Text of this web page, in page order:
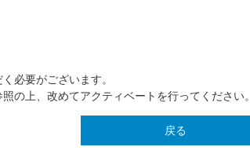
必要がございます。
照の上、改めてアクティベートを行ってください。
戻る